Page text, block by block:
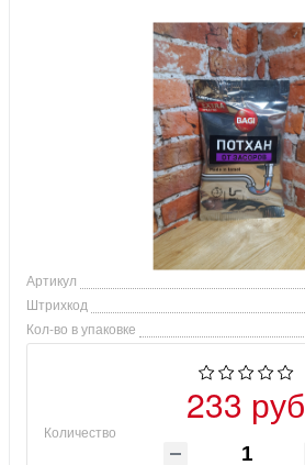
Артикул
Штрихкод
Кол-во в упаковке
233 руб
Количество